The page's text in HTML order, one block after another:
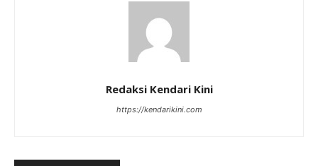
Redaksi Kendari Kini
https://kendarikini.com